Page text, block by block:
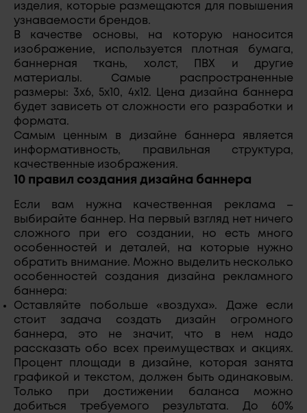
изделия, которые размещаются для повышения
узнаваемости брендов.
В качестве основы, на которую наносится
изображение, используется плотная бумага,
баннерная ткань, холст, ПВХ и другие
материалы. Самые распространенные
размеры: 3х6, 5х10, 4х12. Цена дизайна баннера
будет зависеть от сложности его разработки и
формата.
Самым ценным в дизайне баннера является
информативность, правильная структура,
качественные изображения.
10 правил создания дизайна баннера
Если вам нужна качественная реклама –
выбирайте баннер. На первый взгляд нет ничего
сложного при его создании, но есть много
особенностей и деталей, на которые нужно
обратить внимание. Можно выделить несколько
особенностей создания дизайна рекламного
баннера:
Оставляйте побольше «воздуха». Даже если
стоит задача создать дизайн огромного
баннера, это не значит, что в нем надо
рассказать обо всех преимуществах и акциях.
Процент площади в дизайне, которая занята
графикой и текстом, должен быть одинаковым.
Только при достижении баланса можно
добиться требуемого результата. До 60%